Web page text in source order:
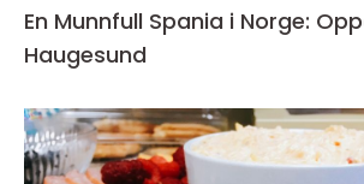
En Munnfull Spania i Norge:
Haugesund